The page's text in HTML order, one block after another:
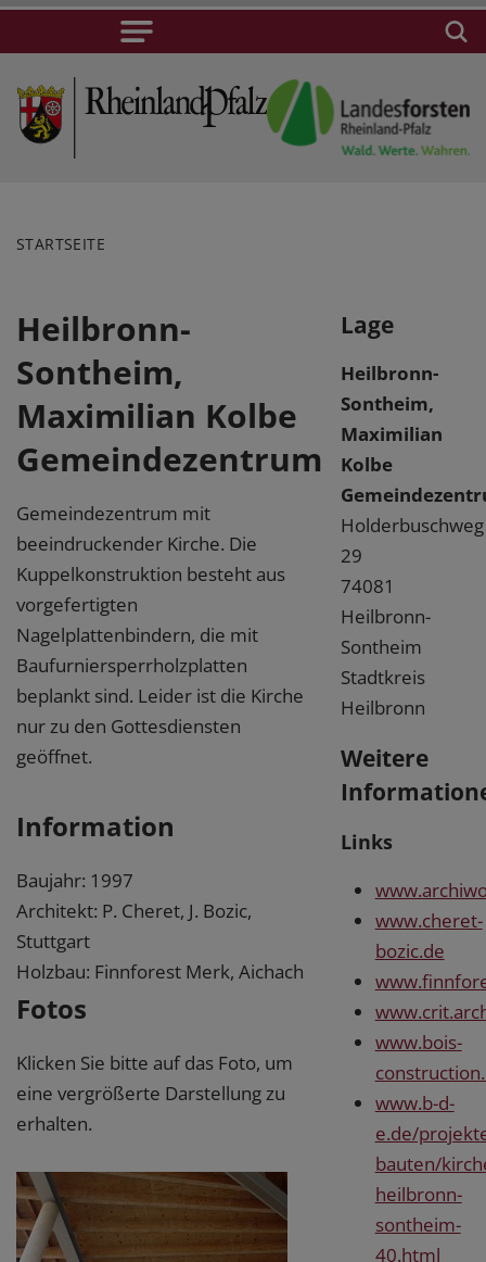
STARTSEITE
Heilbronn-
Sontheim,
Maximilian Kolbe
Gemeindezentrum
Gemeindezentrum mit
beeindruckender Kirche. Die
Kuppelkonstruktion besteht aus
vorgefertigten
Nagelplattenbindern, die mit
Baufurniersperrholzplatten
beplankt sind. Leider ist die Kirche
nur zu den Gottesdiensten
geöffnet.
Information
Baujahr: 1997
Architekt: P. Cheret, J. Bozic,
Stuttgart
Holzbau: Finnforest Merk, Aichach
Fotos
Klicken Sie bitte auf das Foto, um
eine vergrößerte Darstellung zu
erhalten.
Lage
Heilbronn-
Sontheim,
Maximilian
Kolbe
Holderbuschweg
29
74081
Heilbronn-
Sontheim
Stadtkreis
Heilbronn
Weitere
Links
www.cheret-
bozic.de
www.bois-
www.b-d-
e.de/
bauten/
heilbronn-
sontheim-
40.html